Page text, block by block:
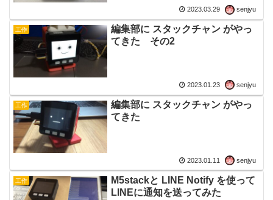
2023.03.29 senjyu
工作
編集部に スタックチャン がやっ
てきた その2
2023.01.23 senjyu
工作
編集部に スタックチャン がやっ
てきた
2023.01.11 senjyu
工作
M5stackと LINE Notify を使って
LINEに通知を送ってみた